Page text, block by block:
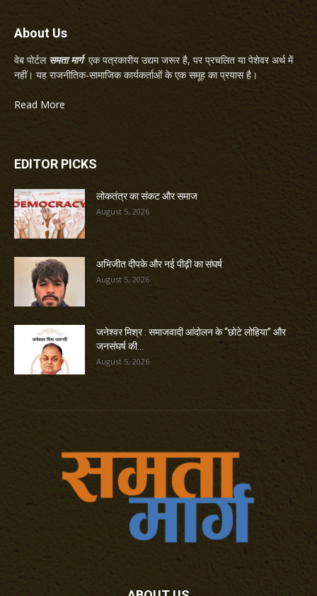
About Us
वेब पोर्टल समता मार्गएक पत्रकारीय उद्यम जरूर है, पर प्रचलित या पेशेवर अर्थ में
नहीं। यह राजनीतिक-सामाजिक कार्यकर्ताओं के एक समूह का प्रयास है।
Read More
EDITOR PICKS
लोकतंत्र का संकट और समाज
August 5, 2026
अभिजीत दीपके और नई पीढ़ी का संघर्ष
August 5, 2026
जनेश्वर मिश्र : समाजवादी आंदोलन के “छोटे लोहिया” और
जनसंघर्ष की...
August 5, 2026